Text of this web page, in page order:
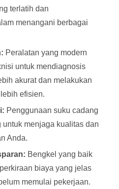
terlatih dan
menangani berbagai
Peralatan yang modern
untuk mendiagnosis
akurat dan melakukan
efisien.
Penggunaan suku cadang
menjaga kualitas dan
Anda.
Bengkel yang baik
biaya yang jelas
memulai pekerjaan.